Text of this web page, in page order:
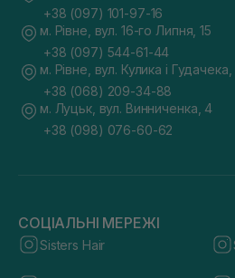
+38 (097) 101-97-16
м. Рівне, вул. 16-го Липня, 15
+38 (097) 544-61-44
м. Рівне, вул. Кулика і
+38 (068) 209-34-88
м. Луцьк, вул. Винниченка, 4
+38 (098) 076-60-62
СОЦІАЛЬНІ МЕРЕЖІ
Sisters Hair